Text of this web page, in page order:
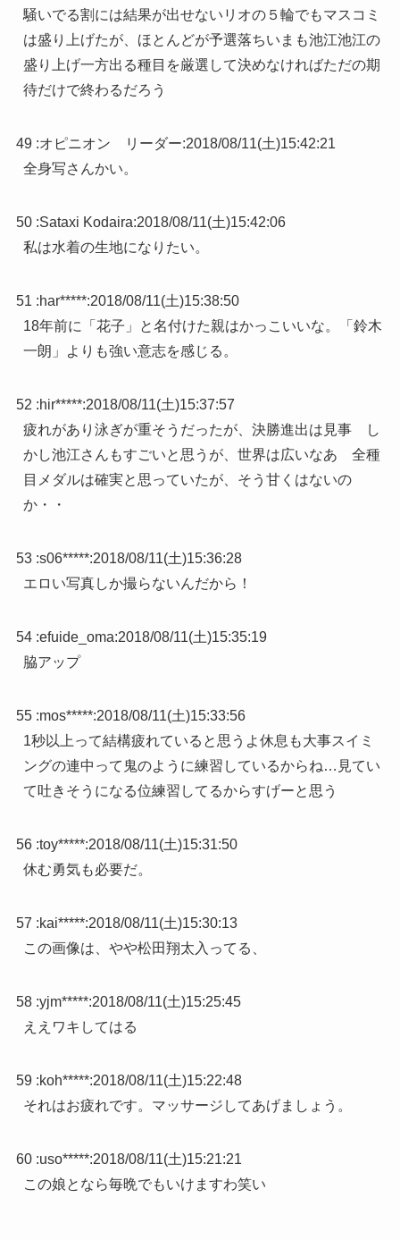
騒いでる割には結果が出せないリオの５輪でもマスコミ
は盛り上げたが、ほとんどが予選落ちいまも池江池江の
盛り上げ一方出る種目を厳選して決めなければただの期
待だけで終わるだろう
49 :オピニオン リーダー:2018/08/11(土)15:42:21
全身写さんかい。
50 :Sataxi Kodaira:2018/08/11(土)15:42:06
私は水着の生地になりたい。
51 :har*****:2018/08/11(土)15:38:50
18年前に「花子」と名付けた親はかっこいいな。「鈴木
一朗」よりも強い意志を感じる。
52 :hir*****:2018/08/11(土)15:37:57
疲れがあり泳ぎが重そうだったが、決勝進出は見事 し
かし池江さんもすごいと思うが、世界は広いなあ 全種
目メダルは確実と思っていたが、そう甘くはないの
か・・
53 :s06*****:2018/08/11(土)15:36:28
エロい写真しか撮らないんだから！
54 :efuide_oma:2018/08/11(土)15:35:19
脇アップ
55 :mos*****:2018/08/11(土)15:33:56
1秒以上って結構疲れていると思うよ休息も大事スイミ
ングの連中って鬼のように練習しているからね…見てい
て吐きそうになる位練習してるからすげーと思う
56 :toy*****:2018/08/11(土)15:31:50
休む勇気も必要だ。
57 :kai*****:2018/08/11(土)15:30:13
この画像は、やや松田翔太入ってる、
58 :yjm*****:2018/08/11(土)15:25:45
ええワキしてはる
59 :koh*****:2018/08/11(土)15:22:48
それはお疲れです。マッサージしてあげましょう。
60 :uso*****:2018/08/11(土)15:21:21
この娘となら毎晩でもいけますわ笑い